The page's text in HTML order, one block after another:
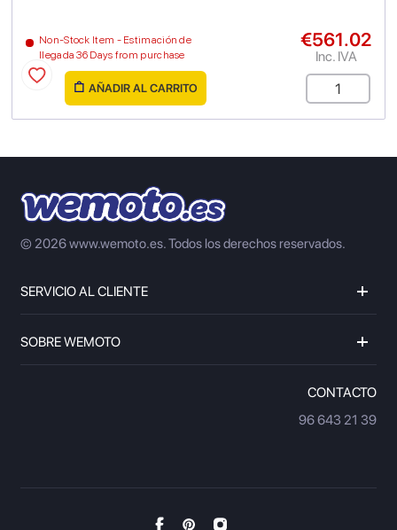
Non-Stock Item - Estimación de
llegada 36 Days from purchase
€561.02
Inc. IVA
AÑADIR AL CARRITO
© 2026 www.wemoto.es.Todos los derechos reservados.
SERVICIO AL CLIENTE
SOBRE WEMOTO
CONTACTO
96 643 21 39